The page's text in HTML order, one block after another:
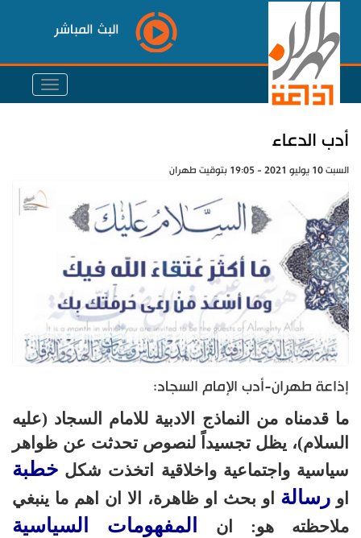
البث المباشر
أدب الدعاء
السبت 10 يوليو 2021 - 19:05 بتوقيت طهران
إذاعة طهران-أدب الإمام السجاد:
ما قدمناه من النماذج الادبية للامام السجاد (عليه
السلام)، يظل تجسيداً لنصوص تحدثت عن ظواهر
سياسية واجتماعية واخلاقية اتخذت شكل خطبة
او رسالة او بحث او ظاهرة، الا ان اهم ما ينبغي
ملاحظته هو: ان
المفهومات السياسية